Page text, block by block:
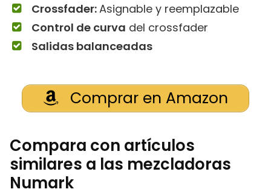
Crossfader:Asignable y reemplazable
Control de curva del crossfader
Salidas balanceadas
Comprar en Amazon
Compara con artículos
similares a las mezcladoras
Numark